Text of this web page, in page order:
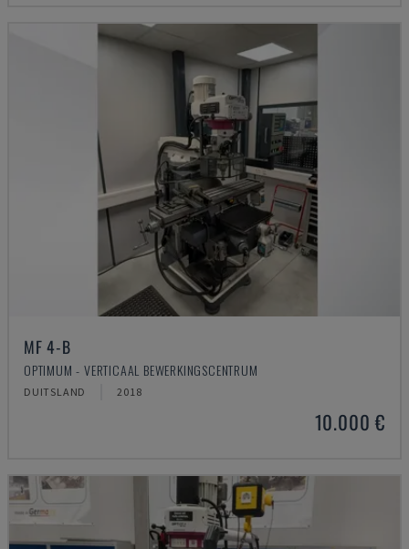
MF 4-B
OPTIMUM - VERTICAAL BEWERKINGSCENTRUM
DUITSLAND 2018
10.000 €